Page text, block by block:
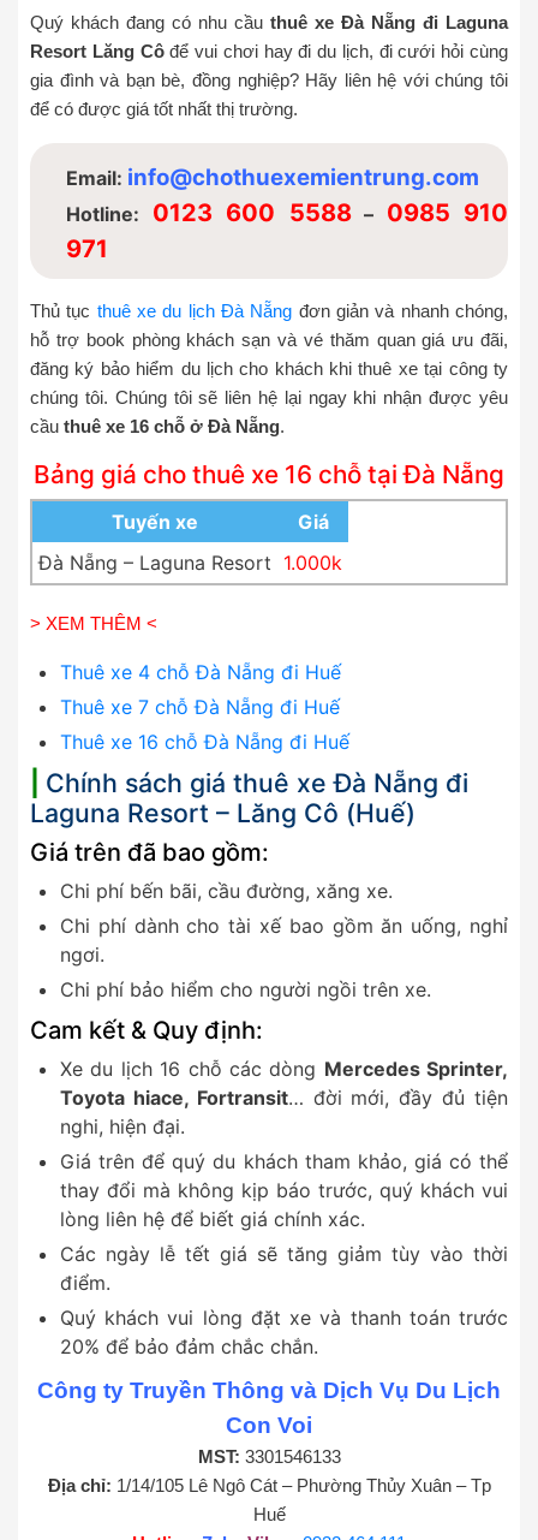
Quý khách đang có nhu cầu thuê xe Đà Nẵng đi Laguna
Resort Lăng Côđể vui chơi hay đi du lịch, đi cưới hỏi cùng
gia đình và bạn bè, đồng nghiệp? Hãy liên hệ với chúng tôi
để có được giá tốt nhất thị trường.
Email: info@chothuexemientrung.com
Hotline: 0123 600 5588– 0985 910
971
Thủ tục thuê xe du lịch Đà Nẵng đơn giản và nhanh chóng,
hỗ trợ book phòng khách sạn và vé thăm quan giá ưu đãi,
đăng ký bảo hiểm du lịch cho khách khi thuê xe tại công ty
chúng tôi. Chúng tôi sẽ liên hệ lại ngay khi nhận được yêu
cầu thuê xe 16 chỗ ở Đà Nẵng.
Bảng giá cho thuê xe 16 chỗ tại Đà Nẵng
Tuyến xe
Giá
Đà Nẵng – Laguna Resort 1.000k
> XEM THÊM <
Thuê xe 4 chỗ Đà Nẵng đi Huế
Thuê xe 7 chỗ Đà Nẵng đi Huế
Thuê xe 16 chỗ Đà Nẵng đi Huế
Chính sách giá thuê xe Đà Nẵng đi
Laguna Resort – Lăng Cô (Huế)
Giá trên đã bao gồm:
Chi phí bến bãi, cầu đường, xăng xe.
Chi phí dành cho tài xế bao gồm ăn uống, nghỉ
ngơi.
Chi phí bảo hiểm cho người ngồi trên xe.
Cam kết & Quy định:
Xe du lịch 16 chỗ các dòng Mercedes Sprinter,
Toyota hiace, Fortransit… đời mới, đầy đủ tiện
nghi, hiện đại.
Giá trên để quý du khách tham khảo, giá có thể
thay đổi mà không kịp báo trước, quý khách vui
lòng liên hệ để biết giá chính xác.
Các ngày lễ tết giá sẽ tăng giảm tùy vào thời
điểm.
Quý khách vui lòng đặt xe và thanh toán trước
20% để bảo đảm chắc chắn.
Công ty Truyền Thông và Dịch Vụ Du Lịch
Con Voi
MST: 3301546133
Địa chỉ: 1/14/105 Lê Ngô Cát – Phường Thủy Xuân – Tp
Huế